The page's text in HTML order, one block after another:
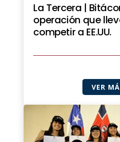
La Tercera |
operación que
competir a EE.UU.
VER